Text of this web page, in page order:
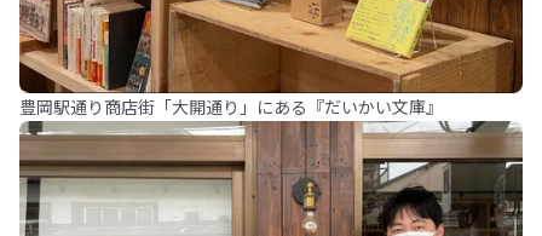
豊岡駅通り商店街「大開通り」にある『だいかい文庫』